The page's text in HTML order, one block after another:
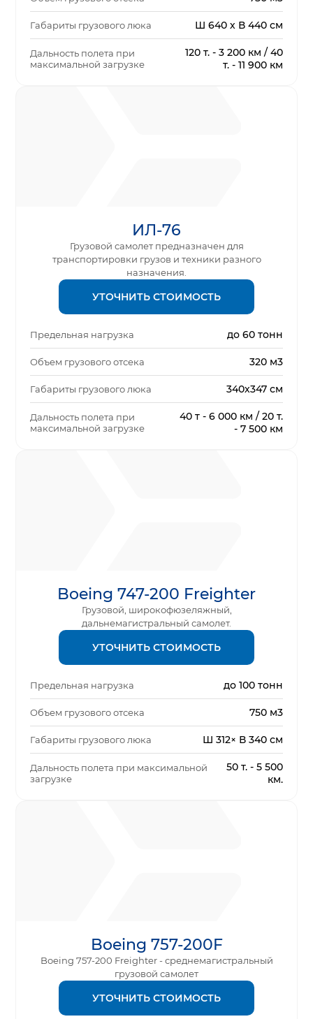
Габариты грузового люка Ш 640 х В 440 см
Дальность полета при
максимальной загрузке
120 т. - 3 200 км / 40
т. - 11 900 км
ИЛ-76
Грузовой самолет предназначен для
транспортировки грузов и техники разного
назначения.
УТОЧНИТЬ СТОИМОСТЬ
Предельная нагрузка до 60 тонн
Объем грузового отсека 320 м3
Габариты грузового люка 340х347 см
Дальность полета при
максимальной загрузке
40 т - 6 000 км / 20 т.
- 7 500 км
Boeing 747-200 Freighter
Грузовой, широкофюзеляжный,
дальнемагистральный самолет.
УТОЧНИТЬ СТОИМОСТЬ
Предельная нагрузка до 100 тонн
Объем грузового отсека 750 м3
Габариты грузового люка Ш 312× В 340 см
Дальность полета при максимальной
загрузке
50 т. - 5 500
км.
Boeing 757-200F
Boeing 757-200 Freighter - среднемагистральный
грузовой самолет
УТОЧНИТЬ СТОИМОСТЬ